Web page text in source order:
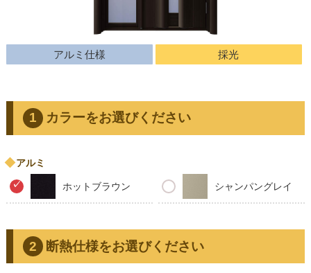
アルミ仕様 採光
カラーをお選びください
アルミ
ホットブラウン シャンパングレイ
断熱仕様をお選びください